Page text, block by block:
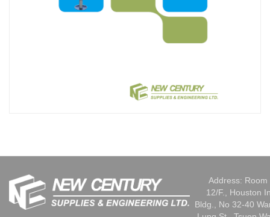
Address: Room
12/F., Houston
Bldg., No 32-40